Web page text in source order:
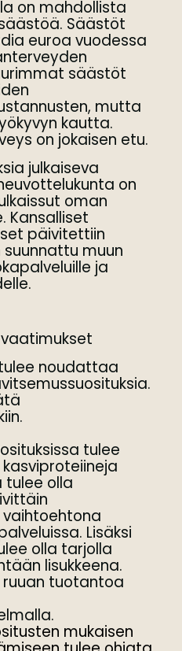
on mahdollista
Säästöt
euroa vuodessa
säästöt
mutta
kautta.
on jokaisen etu.
julkaiseva
on
oman
Kansalliset
päivitettiin
suunnattu muun
ja
noudattaa
tulee
tulee olla
Lisäksi
olla tarjolla
lisukkeena.
ruuan tuotantoa
mukaisen